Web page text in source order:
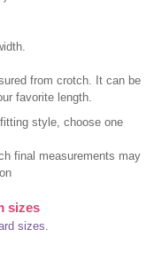
from crotch. It can be
favorite length.
style, choose one
final measurements may
sizes
sizes.